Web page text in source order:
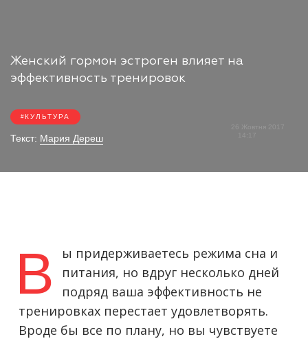
Женский гормон эстроген влияет на
эффективность тренировок
КУЛЬТУРА
Текст: Мария Дереш
26 Жовтня 2017
14:17
В
ы придерживаетесь режима сна и
питания, но вдруг несколько дней
подряд ваша эффективность не
тренировках перестает удовлетворять.
Вроде бы все по плану, но вы чувствуете